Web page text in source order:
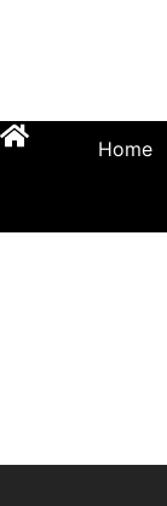
Home